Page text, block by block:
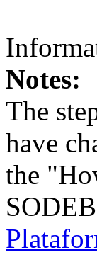
Notes:
The
have
the